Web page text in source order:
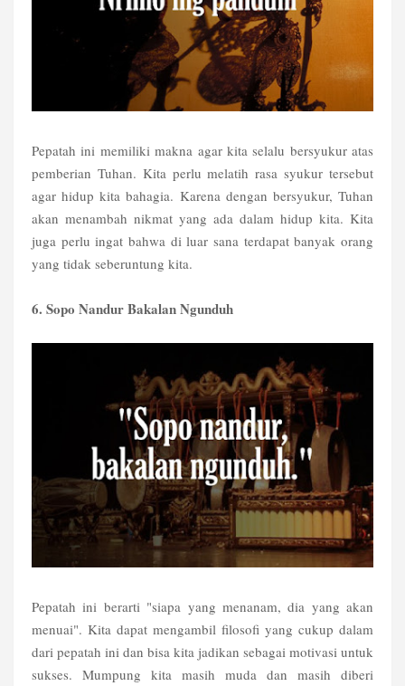
Pepatah ini memiliki makna agar kita selalu bersyukur atas
pemberian Tuhan. Kita perlu melatih rasa syukur tersebut
agar hidup kita bahagia. Karena dengan bersyukur, Tuhan
akan menambah nikmat yang ada dalam hidup kita. Kita
juga perlu ingat bahwa di luar sana terdapat banyak orang
yang tidak seberuntung kita.
6. Sopo Nandur Bakalan Ngunduh
Pepatah ini berarti "siapa yang menanam, dia yang akan
menuai". Kita dapat mengambil filosofi yang cukup dalam
dari pepatah ini dan bisa kita jadikan sebagai motivasi untuk
sukses. Mumpung kita masih muda dan masih diberi